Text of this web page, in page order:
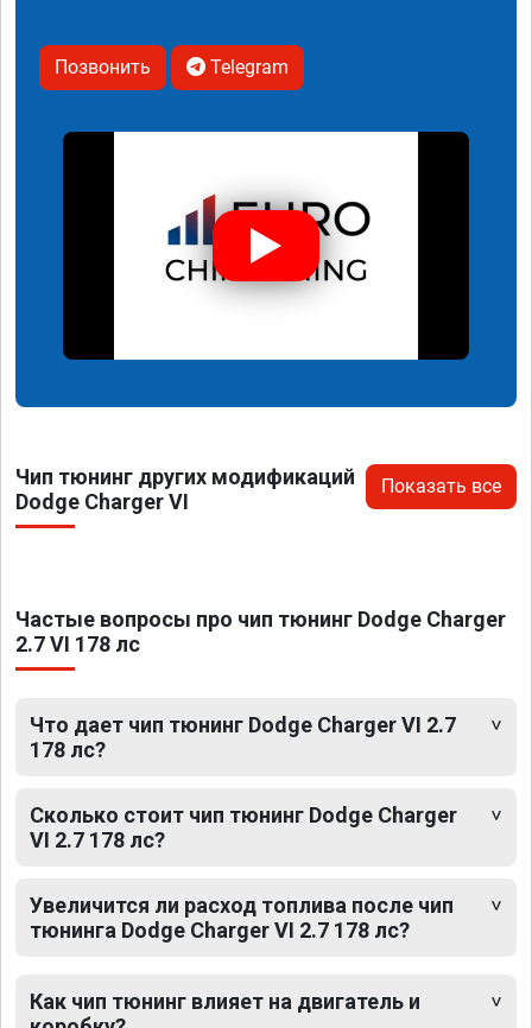
Позвонить Telegram
Чип тюнинг других модификаций
Dodge Charger VI
Показать все
Частые вопросы про чип тюнинг Dodge Charger
2.7 VI 178 лс
Что дает чип тюнинг Dodge Charger VI 2.7
178 лс?
Сколько стоит чип тюнинг Dodge Charger
VI 2.7 178 лс?
Увеличится ли расход топлива после чип
тюнинга Dodge Charger VI 2.7 178 лс?
Как чип тюнинг влияет на двигатель и